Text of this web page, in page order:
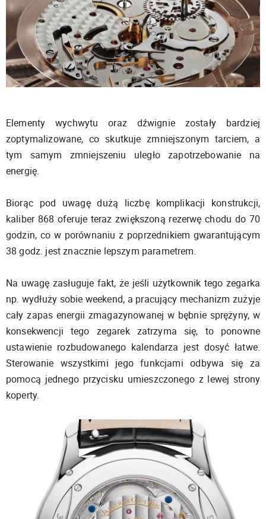
Elementy wychwytu oraz dźwignie zostały bardziej
zoptymalizowane, co skutkuje zmniejszonym tarciem, a
tym samym zmniejszeniu uległo zapotrzebowanie na
energię.
Biorąc pod uwagę dużą liczbę komplikacji konstrukcji,
kaliber 868 oferuje teraz zwiększoną rezerwę chodu do 70
godzin, co w porównaniu z poprzednikiem gwarantującym
38 godz. jest znacznie lepszym parametrem.
Na uwagę zasługuje fakt, że jeśli użytkownik tego zegarka
np. wydłuży sobie weekend, a pracujący mechanizm zużyje
cały zapas energii zmagazynowanej w bębnie sprężyny, w
konsekwencji tego zegarek zatrzyma się, to ponowne
ustawienie rozbudowanego kalendarza jest dosyć łatwe.
Sterowanie wszystkimi jego funkcjami odbywa się za
pomocą jednego przycisku umieszczonego z lewej strony
koperty.